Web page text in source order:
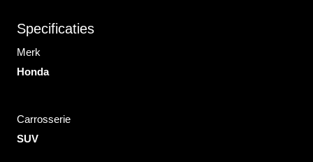
Specificaties
Merk
Honda
Carrosserie
SUV